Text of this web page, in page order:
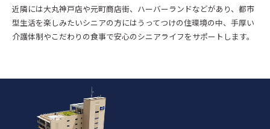
近隣には大丸神戸店や元町商店街、ハーバーランドなどがあり、都市
型生活を楽しみたいシニアの方にはうってつけの住環境の中、手厚い
介護体制やこだわりの食事で安心のシニアライフをサポートします。